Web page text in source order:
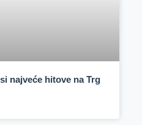
najveće hitove na Trg